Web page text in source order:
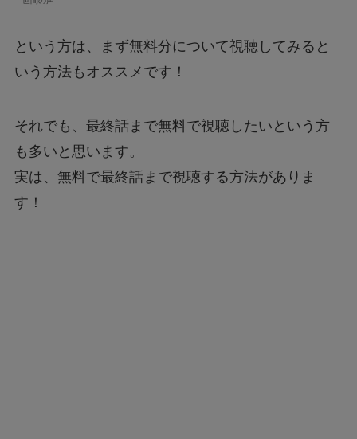
という方は、まず無料分について視聴してみると
いう方法もオススメです！
それでも、最終話まで無料で視聴したいという方
も多いと思います。
実は、無料で最終話まで視聴する方法がありま
す！